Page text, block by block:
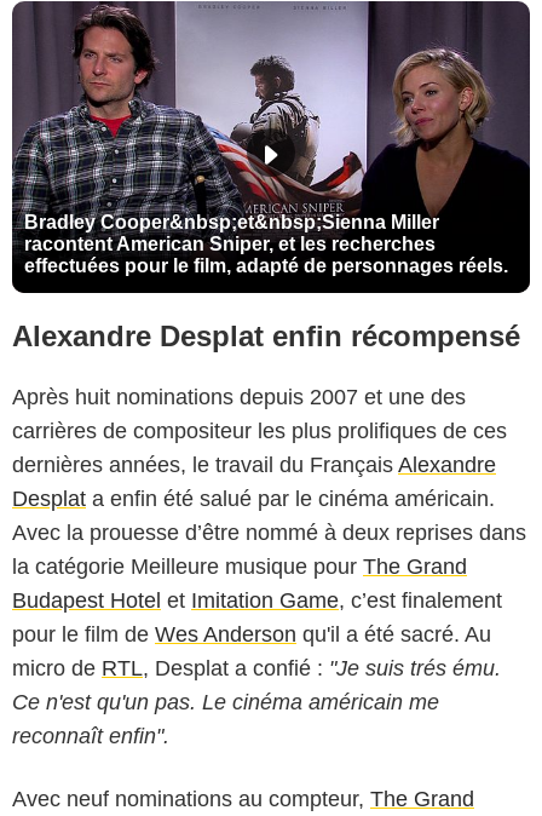
Bradley Cooper&nbsp;et&nbsp;Sienna Miller
racontent American Sniper, et les recherches
effectuées pour le film, adapté de personnages réels.
Alexandre Desplat enfin récompensé
Après huit nominations depuis 2007 et une des
carrières de compositeur les plus prolifiques de ces
dernières années, le travail du Français Alexandre
Desplat a enfin été salué par le cinéma américain.
Avec la prouesse d’être nommé à deux reprises dans
la catégorie Meilleure musique pour The Grand
Budapest Hotel et Imitation Game, c’est finalement
pour le film de Wes Anderson qu'il a été sacré. Au
micro de RTL, Desplat a confié : "Je suis trés ému.
Ce n'est qu'un pas. Le cinéma américain me
reconnaît enfin".
Avec neuf nominations au compteur, The Grand